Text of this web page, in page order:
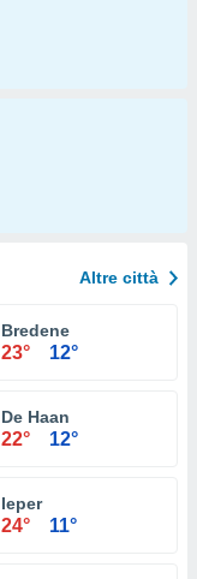
Altre città
Bredene
23° 12°
De Haan
22° 12°
Ieper
24° 11°